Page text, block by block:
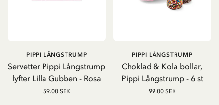
Servetter Pippi Långstrump
lyfter Lilla Gubben - Rosa
PIPPI LÅNGSTRUMP
59.00 SEK
Choklad & Kola bollar,
Pippi Långstrump - 6 st
PIPPI LÅNGSTRUMP
99.00 SEK